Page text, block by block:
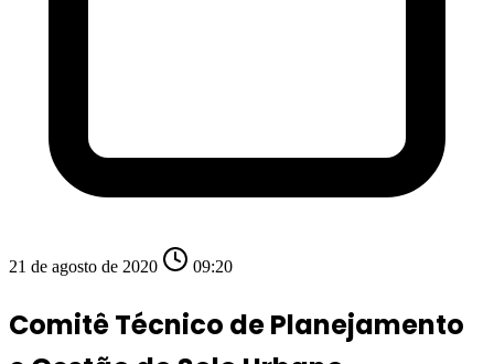
21 de agosto de 2020 09:20
Comitê Técnico de Planejamento